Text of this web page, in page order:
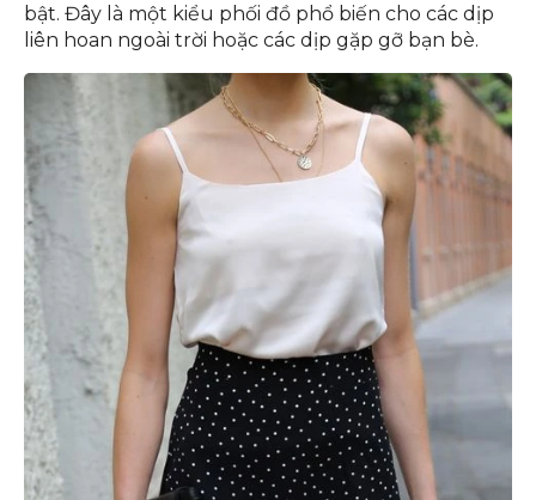
bật. Đây là một kiểu phối đồ phổ biến cho các dịp
liên hoan ngoài trời hoặc các dịp gặp gỡ bạn bè.